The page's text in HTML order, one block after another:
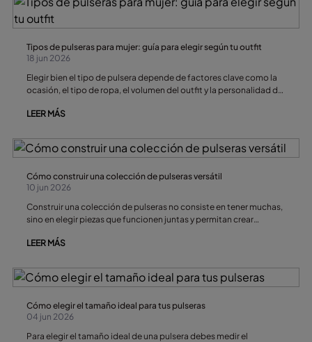
mimetizarse con la frescura, el relieve y la luz de la temporada
estival.
Tipos de pulseras para mujer: guía para elegir según tu outfit
18 jun 2026
Elegir bien el tipo de pulsera depende de factores clave como la
ocasión, el tipo de ropa, el volumen del outfit y la personalidad de
sencillo en un conjunto con más personalidad y equilibrio visual,
LEER MÁS
Cómo construir una colección de pulseras versátil
10 jun 2026
Construir una colección de pulseras no consiste en tener muchas,
sino en elegir piezas que funcionen juntas y permitan crear
temporada. Construir un joyero inteligente te permite transformar
intercambiar o superponer tus complementos.
LEER MÁS
Cómo elegir el tamaño ideal para tus pulseras
04 jun 2026
Para elegir el tamaño ideal de una pulsera debes medir el